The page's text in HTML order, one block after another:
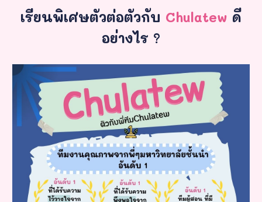
เรียนพิเศษตัวต่อตัวกับ Chulatew ดี
อย่างไร ?